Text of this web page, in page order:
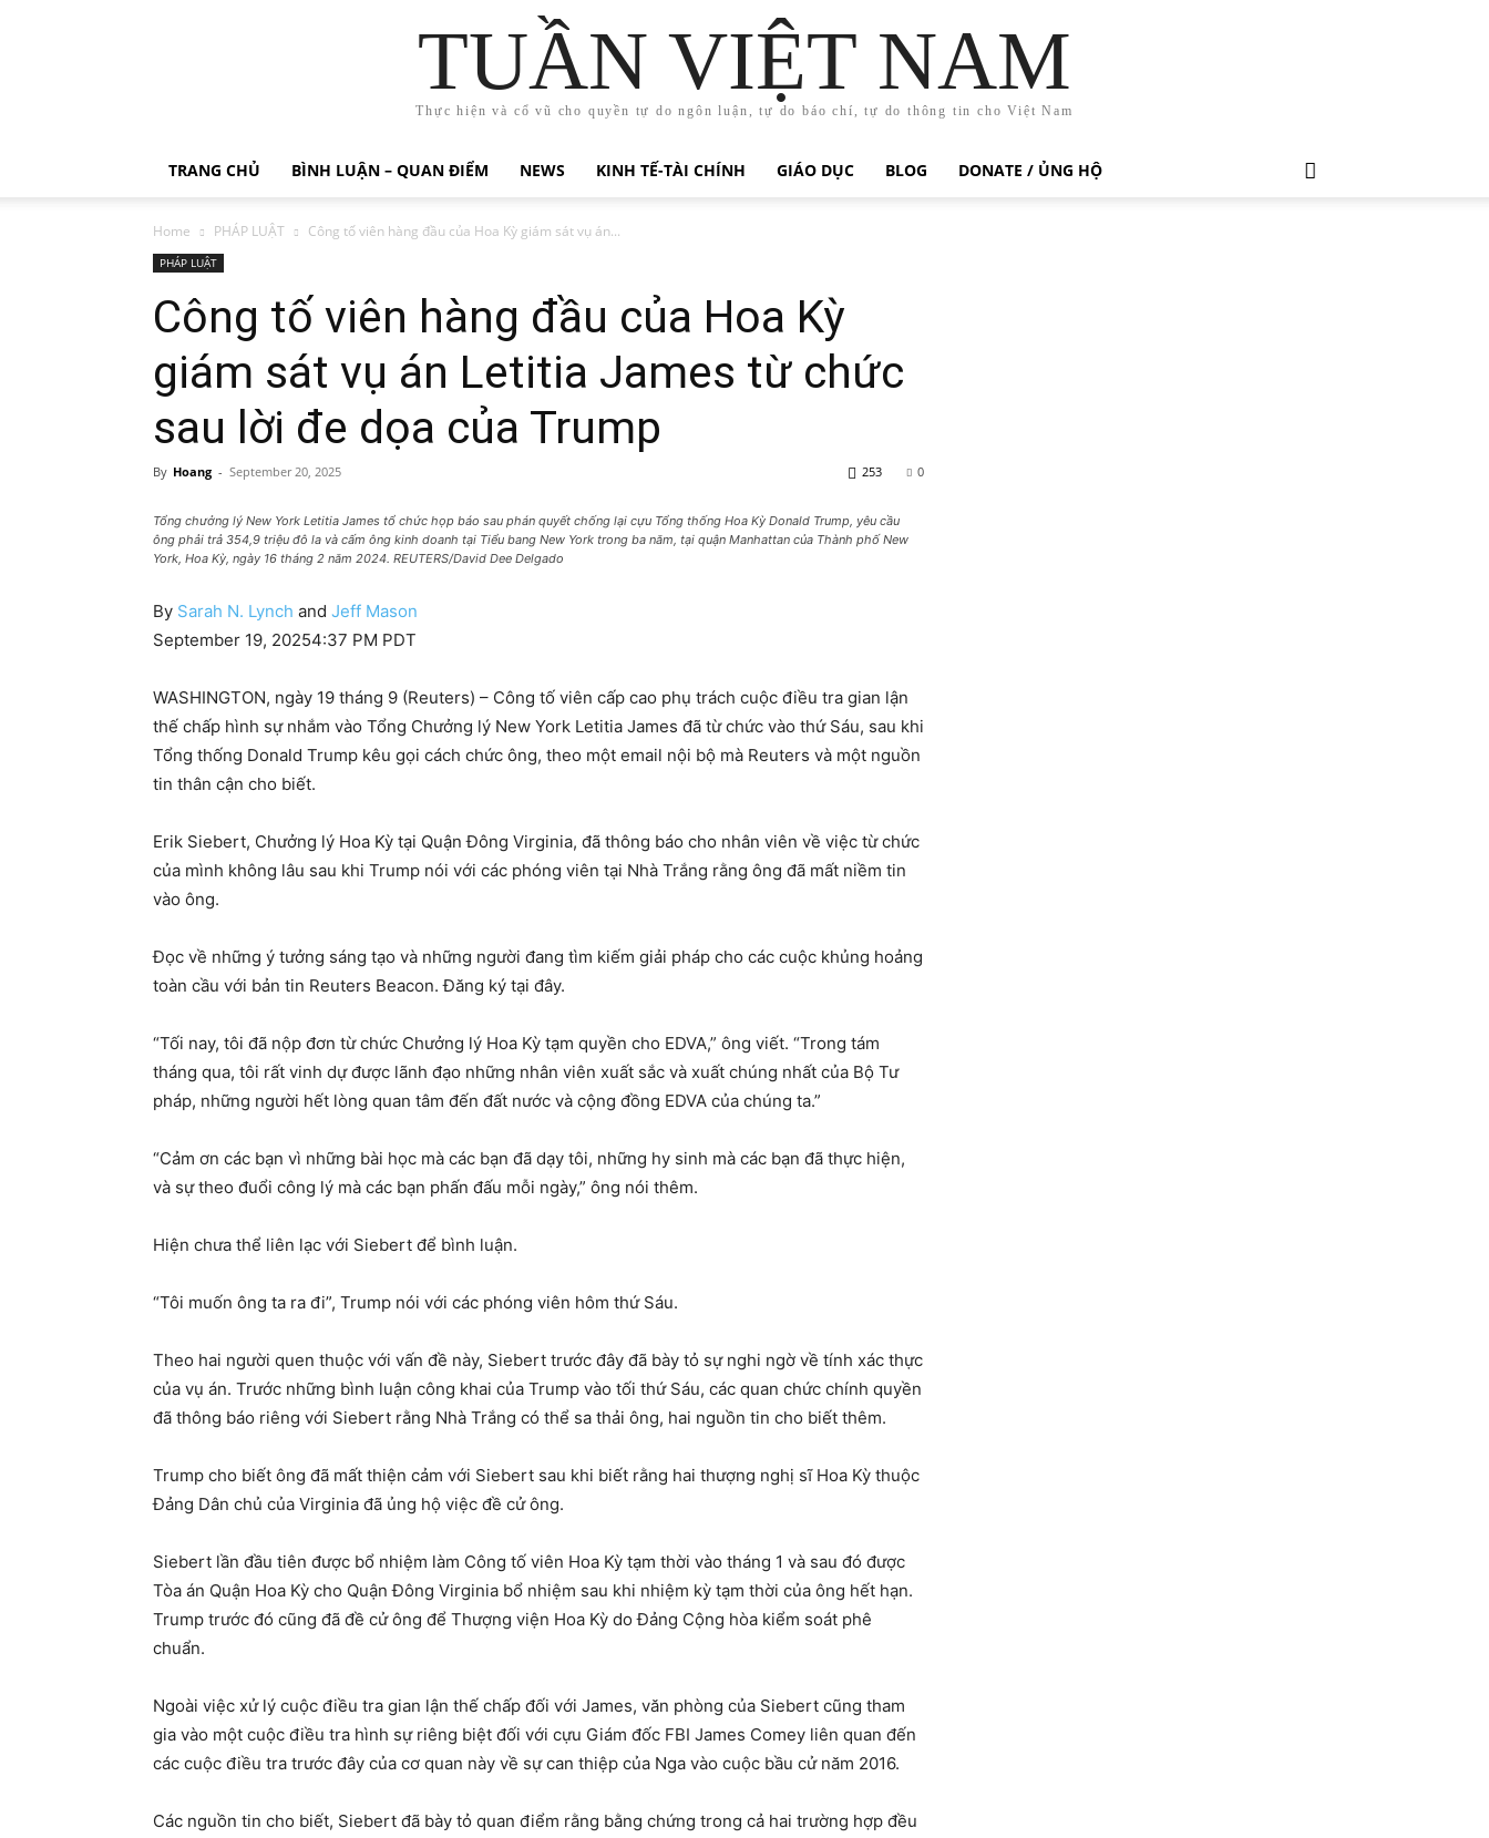
TUẦN VIỆT NAM
Thực hiện và cổ vũ cho quyền tự do ngôn luận, tự do báo chí, tự do thông tin cho Việt Nam
TRANG CHỦ BÌNH LUẬN – QUAN ĐIỂM NEWS KINH TẾ-TÀI CHÍNH GIÁO DỤC BLOG DONATE / ỦNG HỘ
Home PHÁP LUẬT Công tố viên hàng đầu của Hoa Kỳ giám sát vụ án...
PHÁP LUẬT
Công tố viên hàng đầu của Hoa Kỳ
giám sát vụ án Letitia James từ chức
sau lời đe dọa của Trump
By Hoang - September 20, 2025 0
253
Tổng chưởng lý New York Letitia James tổ chức họp báo sau phán quyết chống lại cựu Tổng thống Hoa Kỳ Donald Trump, yêu cầu
ông phải trả 354,9 triệu đô la và cấm ông kinh doanh tại Tiểu bang New York trong ba năm, tại quận Manhattan của Thành phố New
York, Hoa Kỳ, ngày 16 tháng 2 năm 2024. REUTERS/David Dee Delgado
By Sarah N. Lynch and Jeff Mason
September 19, 20254:37 PM PDT
WASHINGTON, ngày 19 tháng 9 (Reuters) – Công tố viên cấp cao phụ trách cuộc điều tra gian lận
thế chấp hình sự nhắm vào Tổng Chưởng lý New York Letitia James đã từ chức vào thứ Sáu, sau khi
Tổng thống Donald Trump kêu gọi cách chức ông, theo một email nội bộ mà Reuters và một nguồn
tin thân cận cho biết.
Erik Siebert, Chưởng lý Hoa Kỳ tại Quận Đông Virginia, đã thông báo cho nhân viên về việc từ chức
của mình không lâu sau khi Trump nói với các phóng viên tại Nhà Trắng rằng ông đã mất niềm tin
vào ông.
Đọc về những ý tưởng sáng tạo và những người đang tìm kiếm giải pháp cho các cuộc khủng hoảng
toàn cầu với bản tin Reuters Beacon. Đăng ký tại đây.
“Tối nay, tôi đã nộp đơn từ chức Chưởng lý Hoa Kỳ tạm quyền cho EDVA,” ông viết. “Trong tám
tháng qua, tôi rất vinh dự được lãnh đạo những nhân viên xuất sắc và xuất chúng nhất của Bộ Tư
pháp, những người hết lòng quan tâm đến đất nước và cộng đồng EDVA của chúng ta.”
“Cảm ơn các bạn vì những bài học mà các bạn đã dạy tôi, những hy sinh mà các bạn đã thực hiện,
và sự theo đuổi công lý mà các bạn phấn đấu mỗi ngày,” ông nói thêm.
Hiện chưa thể liên lạc với Siebert để bình luận.
“Tôi muốn ông ta ra đi”, Trump nói với các phóng viên hôm thứ Sáu.
Theo hai người quen thuộc với vấn đề này, Siebert trước đây đã bày tỏ sự nghi ngờ về tính xác thực
của vụ án. Trước những bình luận công khai của Trump vào tối thứ Sáu, các quan chức chính quyền
đã thông báo riêng với Siebert rằng Nhà Trắng có thể sa thải ông, hai nguồn tin cho biết thêm.
Trump cho biết ông đã mất thiện cảm với Siebert sau khi biết rằng hai thượng nghị sĩ Hoa Kỳ thuộc
Đảng Dân chủ của Virginia đã ủng hộ việc đề cử ông.
Siebert lần đầu tiên được bổ nhiệm làm Công tố viên Hoa Kỳ tạm thời vào tháng 1 và sau đó được
Tòa án Quận Hoa Kỳ cho Quận Đông Virginia bổ nhiệm sau khi nhiệm kỳ tạm thời của ông hết hạn.
Trump trước đó cũng đã đề cử ông để Thượng viện Hoa Kỳ do Đảng Cộng hòa kiểm soát phê
chuẩn.
Ngoài việc xử lý cuộc điều tra gian lận thế chấp đối với James, văn phòng của Siebert cũng tham
gia vào một cuộc điều tra hình sự riêng biệt đối với cựu Giám đốc FBI James Comey liên quan đến
các cuộc điều tra trước đây của cơ quan này về sự can thiệp của Nga vào cuộc bầu cử năm 2016.
Các nguồn tin cho biết, Siebert đã bày tỏ quan điểm rằng bằng chứng trong cả hai trường hợp đều